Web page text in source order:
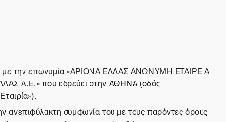
με την επωνυμία «ΑΡΙΟΝΑ ΕΛΛΑΣ ΑΝΩΝΥΜΗ ΕΤΑΙΡΕΙΑ
Α.Ε.» που εδρεύει στην ΑΘΗΝΑ(οδός
ανεπιφύλακτη συμφωνία του με τους παρόντες όρους